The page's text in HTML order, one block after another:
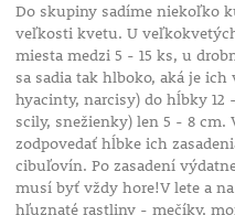
Do skupiny sadíme niekoľko
veľkosti kvetu. U
miesta medzi 5 - 15 ks, u
sa sadia tak hlboko, aká je
hyacinty, narcisy) do hĺbky 12
scily, snežienky) len 5 - 8
zodpovedať hĺbke ich
cibuľovín. Po zasadení
musí byť vždy hore!V lete a
hľuznaté rastliny - mečíky,